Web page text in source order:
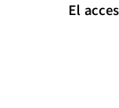
El